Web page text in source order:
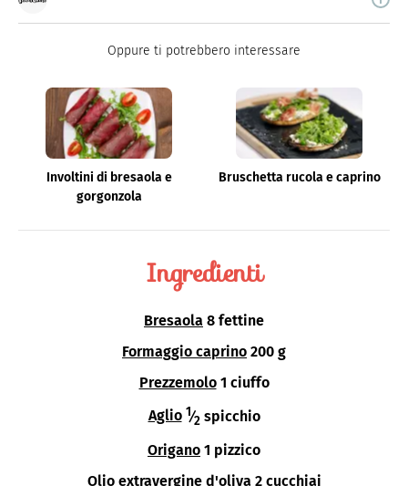
quale trovi idee veloci, facili e spiegate passo passo.
Oppure ti potrebbero interessare
Involtini di bresaola e
gorgonzola
Bruschetta rucola e caprino
Ingredienti
Bresaola 8 fettine
Formaggio caprino 200 g
Prezzemolo 1 ciuffo
Aglio 1⁄2spicchio
Origano 1 pizzico
Olio extravergine d'oliva 2 cucchiai